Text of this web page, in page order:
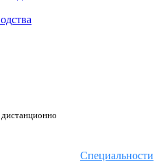
Специальности